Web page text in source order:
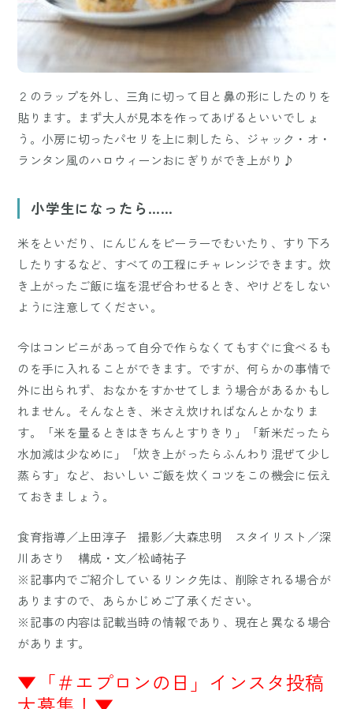
２のラップを外し、三角に切って目と鼻の形にしたのりを
貼ります。まず大人が見本を作ってあげるといいでしょ
う。小房に切ったパセリを上に刺したら、ジャック・オ・
ランタン風のハロウィーンおにぎりができ上がり♪
小学生になったら……
米をといだり、にんじんをピーラーでむいたり、すり下ろ
したりするなど、すべての工程にチャレンジできます。炊
き上がったご飯に塩を混ぜ合わせるとき、やけどをしない
ように注意してください。
今はコンビニがあって自分で作らなくてもすぐに食べるも
のを手に入れることができます。ですが、何らかの事情で
外に出られず、おなかをすかせてしまう場合があるかもし
れません。そんなとき、米さえ炊ければなんとかなりま
す。「米を量るときはきちんとすりきり」「新米だったら
水加減は少なめに」「炊き上がったらふんわり混ぜて少し
蒸らす」など、おいしいご飯を炊くコツをこの機会に伝え
ておきましょう。
食育指導／上田淳子 撮影／大森忠明 スタイリスト／深
川あさり 構成・文／松崎祐子
※記事内でご紹介しているリンク先は、削除される場合が
ありますので、あらかじめご了承ください。
※記事の内容は記載当時の情報であり、現在と異なる場合
があります。
▼「＃エプロンの日」インスタ投稿